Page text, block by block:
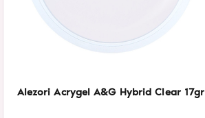
Alezori Acrygel A&G Hybrid Clear 17gr